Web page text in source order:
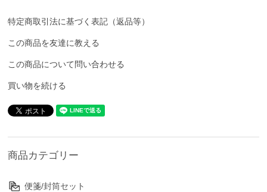
特定商取引法に基づく表記（返品等）
この商品を友達に教える
この商品について問い合わせる
買い物を続ける
商品カテゴリー
便箋/封筒セット